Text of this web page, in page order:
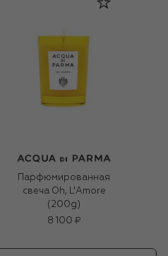
Парфюмированная
свеча Oh, L'Amore
(200g)
8 100 ₽